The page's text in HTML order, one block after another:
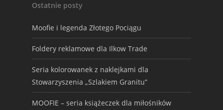
Ostatnie posty
Moofie i legenda Złotego Pociągu
Foldery reklamowe dla Ilkow Trade
Seria kolorowanek z naklejkami dla
Stowarzyszenia „Szlakiem Granitu”
MOOFIE – seria książeczek dla miłośników